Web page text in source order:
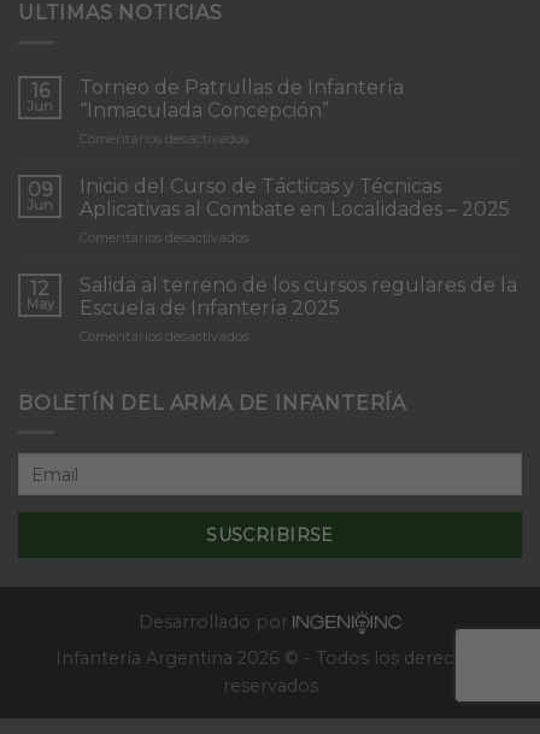
ULTIMAS NOTICIAS
16
Jun
Torneo de Patrullas de Infantería
“Inmaculada Concepción”
Comentarios desactivados
Patrullas
de
Infantería
Concepción”
09
Jun
Inicio del Curso de Tácticas y Técnicas
Aplicativas al Combate en Localidades – 2025
Comentarios desactivados
del
Curso
de
Tácticas
Aplicativas
12
May
Salida al terreno de los cursos regulares de la
Escuela de Infantería 2025
Comentarios desactivados
terreno
cursos
de
Escuela
de
BOLETÍN DEL ARMA DE INFANTERÍA
Desarrollado por
Infantería Argentina 2026 © - Todos los derechos
reservados